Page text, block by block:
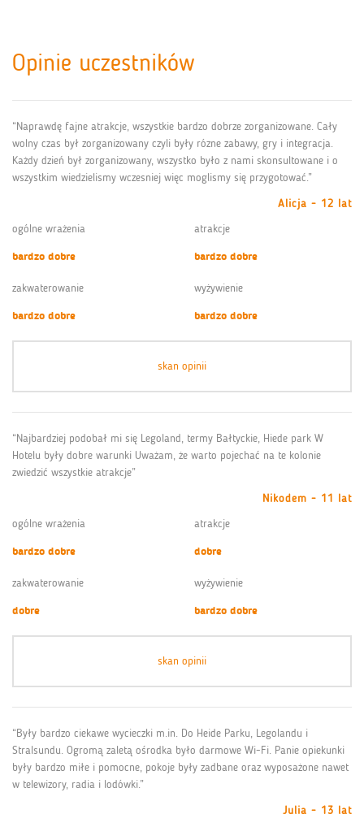
Opinie uczestników
“Naprawdę fajne atrakcje, wszystkie bardzo dobrze zorganizowane. Cały
wolny czas był zorganizowany czyli były rózne zabawy, gry i integracja.
Każdy dzień był zorganizowany, wszystko było z nami skonsultowane i o
wszystkim wiedzielismy wczesniej więc moglismy się przygotować.”
Alicja - 12 lat
ogólne wrażenia
bardzo dobre
atrakcje
bardzo dobre
zakwaterowanie
bardzo dobre
wyżywienie
bardzo dobre
skan opinii
“Najbardziej podobał mi się Legoland, termy Bałtyckie, Hiede park W
Hotelu były dobre warunki Uważam, że warto pojechać na te kolonie
zwiedzić wszystkie atrakcje”
Nikodem - 11 lat
ogólne wrażenia
bardzo dobre
atrakcje
dobre
zakwaterowanie
dobre
wyżywienie
bardzo dobre
skan opinii
“Były bardzo ciekawe wycieczki m.in. Do Heide Parku, Legolandu i
Stralsundu. Ogromą zaletą ośrodka było darmowe Wi-Fi. Panie opiekunki
były bardzo miłe i pomocne, pokoje były zadbane oraz wyposażone nawet
w telewizory, radia i lodówki.”
Julia - 13 lat